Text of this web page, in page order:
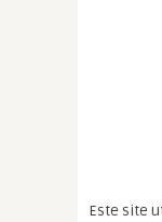
Este site